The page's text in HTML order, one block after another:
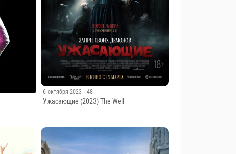
6 октября 2023 · 48
Ужасающие (2023) The Well